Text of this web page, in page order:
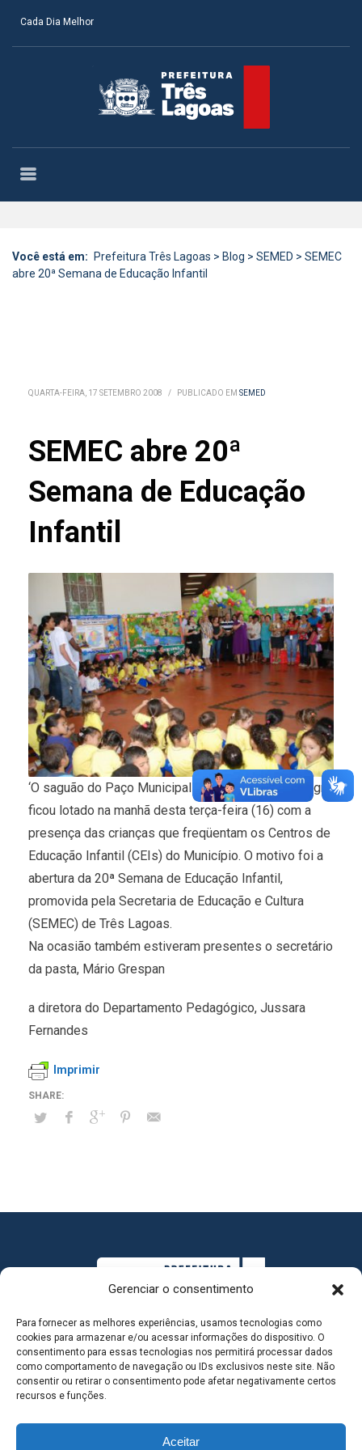
Gerenciar o consentimento
Para fornecer as melhores experiências, usamos tecnologias como
cookies para armazenar e/ou acessar informações do dispositivo. O
consentimento para essas tecnologias nos permitirá processar dados
como comportamento de navegação ou IDs exclusivos neste site. Não
consentir ou retirar o consentimento pode afetar negativamente certos
recursos e funções.
Aceitar
Cada Dia Melhor
Você está em: Prefeitura Três Lagoas > Blog > SEMED > SEMEC
abre 20ª Semana de Educação Infantil
QUARTA-FEIRA, 17 SETEMBRO 2008 / PUBLICADO EM SEMED
SEMEC abre 20ª
Semana de Educação
Infantil
‘O saguão do Paço Municipal Prefeito Rosário Congro
ficou lotado na manhã desta terça-feira (16) com a
presença das crianças que freqüentam os Centros de
Educação Infantil (CEIs) do Município. O motivo foi a
abertura da 20ª Semana de Educação Infantil,
promovida pela Secretaria de Educação e Cultura
(SEMEC) de Três Lagoas.
Na ocasião também estiveram presentes o secretário
da pasta, Mário Grespan
a diretora do Departamento Pedagógico, Jussara
Fernandes
Imprimir
MAPA DO SITE